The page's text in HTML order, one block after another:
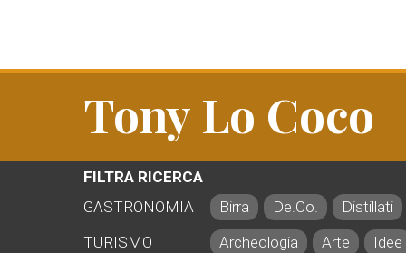
Tony Lo Coco
FILTRA RICERCA
GASTRONOMIA
Birra De.Co.
Distillati
TURISMO
Archeologia Arte Idee